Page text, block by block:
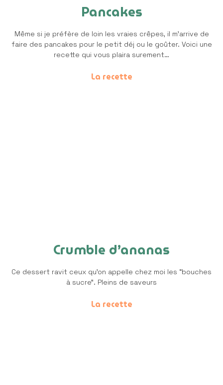
Pancakes
Même si je préfère de loin les vraies crêpes, il m’arrive de
faire des pancakes pour le petit déj ou le goûter. Voici une
recette qui vous plaira surement…
La recette
Crumble d’ananas
Ce dessert ravit ceux qu’on appelle chez moi les “bouches
à sucre”. Pleins de saveurs
La recette